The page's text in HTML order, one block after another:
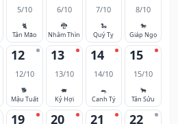
5/10
🐈
Tân Mão
6/10
🐉
Nhâm Thìn
7/10
🐍
Quý Tỵ
8/10
🐎
Giáp Ngọ
12
12/10
🐕
Mậu Tuất
13
13/10
🐖
Kỷ Hợi
14
14/10
🐀
Canh Tý
15
15/10
🐂
Tân Sửu
19 20 21 22